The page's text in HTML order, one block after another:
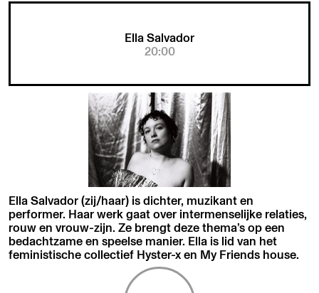
Ella Salvador
20:00
Ella Salvador (zij/haar) is dichter, muzikant en
performer. Haar werk gaat over intermenselijke relaties,
rouw en vrouw-zijn. Ze brengt deze thema’s op een
bedachtzame en speelse manier. Ella is lid van het
feministische collectief Hyster-x en My Friends house.